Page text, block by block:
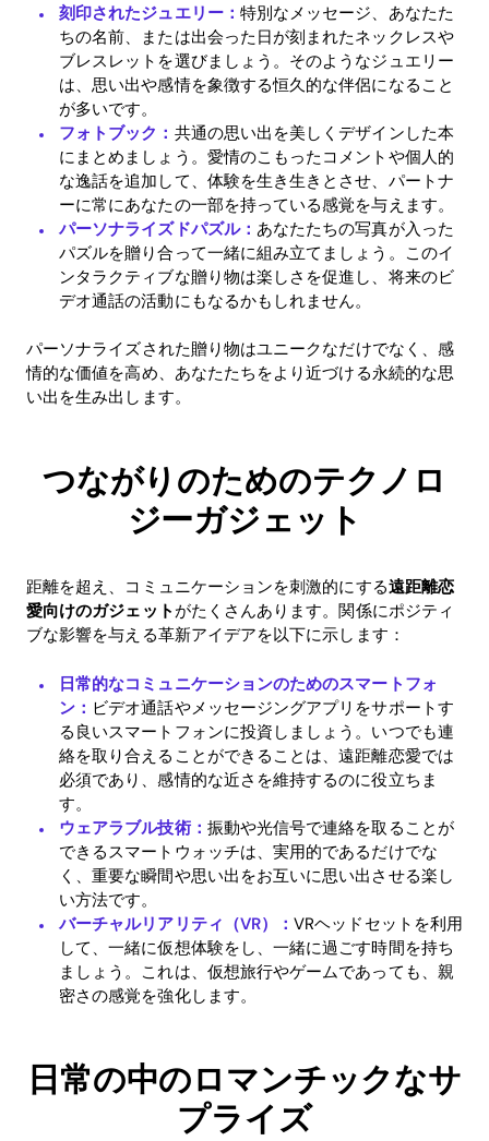
刻印されたジュエリー： 特別なメッセージ、あなたた
ちの名前、または出会った日が刻まれたネックレスや
ブレスレットを選びましょう。そのようなジュエリー
は、思い出や感情を象徴する恒久的な伴侶になること
が多いです。
フォトブック： 共通の思い出を美しくデザインした本
にまとめましょう。愛情のこもったコメントや個人的
な逸話を追加して、体験を生き生きとさせ、パートナ
ーに常にあなたの一部を持っている感覚を与えます。
パーソナライズドパズル： あなたたちの写真が入った
パズルを贈り合って一緒に組み立てましょう。このイ
ンタラクティブな贈り物は楽しさを促進し、将来のビ
デオ通話の活動にもなるかもしれません。
パーソナライズされた贈り物はユニークなだけでなく、感
情的な価値を高め、あなたたちをより近づける永続的な思
い出を生み出します。
つながりのためのテクノロ
ジーガジェット
距離を超え、コミュニケーションを刺激的にする遠距離恋
愛向けのガジェットがたくさんあります。関係にポジティ
ブな影響を与える革新アイデアを以下に示します：
日常的なコミュニケーションのためのスマートフォ
ン： ビデオ通話やメッセージングアプリをサポートす
る良いスマートフォンに投資しましょう。いつでも連
絡を取り合えることができることは、遠距離恋愛では
必須であり、感情的な近さを維持するのに役立ちま
す。
ウェアラブル技術： 振動や光信号で連絡を取ることが
できるスマートウォッチは、実用的であるだけでな
く、重要な瞬間や思い出をお互いに思い出させる楽し
い方法です。
バーチャルリアリティ（VR）：VRヘッドセットを利用
して、一緒に仮想体験をし、一緒に過ごす時間を持ち
ましょう。これは、仮想旅行やゲームであっても、親
密さの感覚を強化します。
日常の中のロマンチックなサ
プライズ